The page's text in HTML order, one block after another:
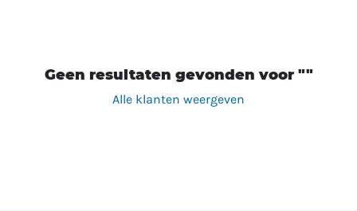
Geen resultaten gevonden voor ""
Alle klanten weergeven